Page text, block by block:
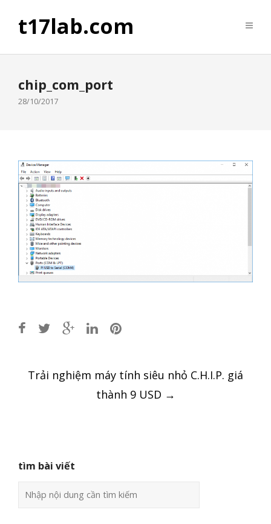
t17lab.com
chip_com_port
28/10/2017
Post
navigation
Trải nghiệm máy tính siêu nhỏ C.H.I.P. giá
thành 9 USD →
tìm bài viết